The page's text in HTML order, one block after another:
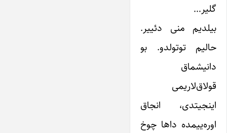
گلیر…
بیلدیم منی دئییر.
حالیم توتولدو. بو
دانیشماق
قولاق‌لاریمی
اینجیتدی، انجاق
اوره‌ییمده داها چوخ